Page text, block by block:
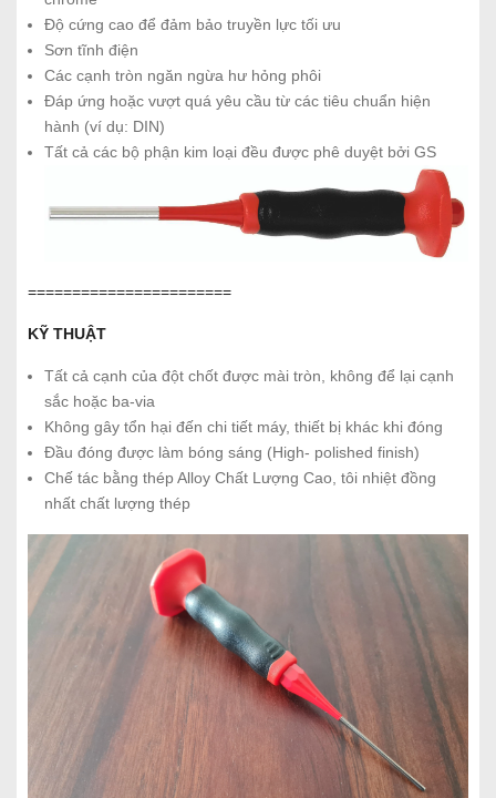
Độ cứng cao để đảm bảo truyền lực tối ưu
Sơn tĩnh điện
Các cạnh tròn ngăn ngừa hư hỏng phôi
Đáp ứng hoặc vượt quá yêu cầu từ các tiêu chuẩn hiện
hành (ví dụ: DIN)
Tất cả các bộ phận kim loại đều được phê duyệt bởi GS
=======================
KỸ THUẬT
Tất cả cạnh của đột chốt được mài tròn, không để lại cạnh
sắc hoặc ba-via
Không gây tổn hại đến chi tiết máy, thiết bị khác khi đóng
Đầu đóng được làm bóng sáng (High- polished finish)
Chế tác bằng thép Alloy Chất Lượng Cao, tôi nhiệt đồng
nhất chất lượng thép